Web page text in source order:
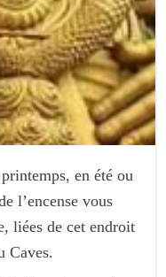
en été ou
l’encense vous
liées de cet endroit
Caves.